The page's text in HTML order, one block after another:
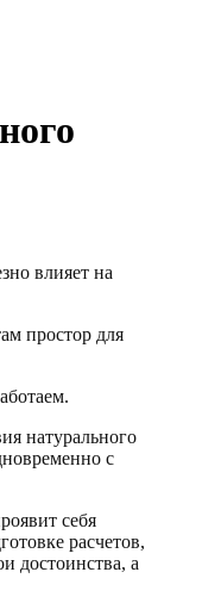
влияет на
простор для
натурального
с
себя
расчетов,
достоинства, а